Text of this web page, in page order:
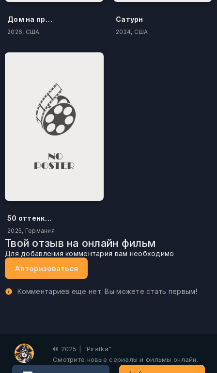
Дом на проклятом холме
2026, США
Сатурн
2024, США
50 оттенков бестселлера
2025, Германия
Твой отзыв на онлайн фильм
Для добавления комментария вам необходимо
Авторизоваться
Комментариев еще нет. Вы можете стать первым!
© 2025 | "Piratka"
Смотрите новые сериалы и фильмы онлайн.